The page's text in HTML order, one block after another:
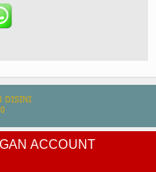
ACCOUNT